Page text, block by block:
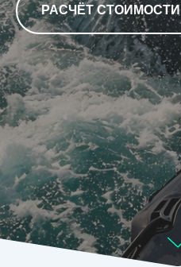
РАСЧЁТ СТОИМОСТИ